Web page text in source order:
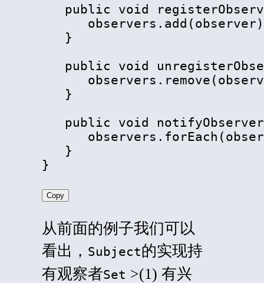
public void
   }
public void
   }
public void
   }
}
Copy
从前面的例子我们可以
看出， Subject的实现持
有观察者Set >(1) 有兴